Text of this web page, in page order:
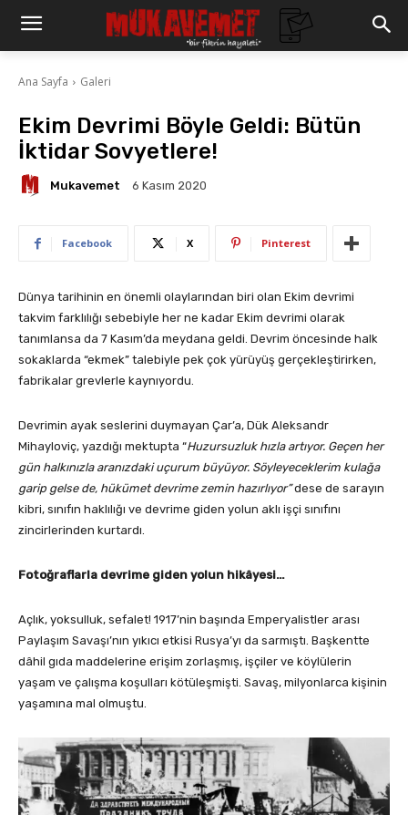
Ana Sayfa Galeri
Ekim Devrimi Böyle Geldi: Bütün
İktidar Sovyetlere!
Mukavemet 6 Kasım 2020
Facebook X Pinterest
Dünya tarihinin en önemli olaylarından biri olan Ekim devrimi
takvim farklılığı sebebiyle her ne kadar Ekim devrimi olarak
tanımlansa da 7 Kasım’da meydana geldi. Devrim öncesinde halk
sokaklarda “ekmek” talebiyle pek çok yürüyüş gerçekleştirirken,
fabrikalar grevlerle kaynıyordu.
Devrimin ayak seslerini duymayan Çar’a, Dük Aleksandr
Mihayloviç, yazdığı mektupta “Huzursuzluk hızla artıyor. Geçen her
gün halkınızla aranızdaki uçurum büyüyor. Söyleyeceklerim kulağa
garip gelse de, hükümet devrime zemin hazırlıyor”dese de sarayın
kibri, sınıfın haklılığı ve devrime giden yolun aklı işçi sınıfını
zincirlerinden kurtardı.
Fotoğraflarla devrime giden yolun hikâyesi…
Açlık, yoksulluk, sefalet! 1917’nin başında Emperyalistler arası
Paylaşım Savaşı’nın yıkıcı etkisi Rusya’yı da sarmıştı. Başkentte
dâhil gıda maddelerine erişim zorlaşmış, işçiler ve köylülerin
yaşam ve çalışma koşulları kötüleşmişti. Savaş, milyonlarca kişinin
yaşamına mal olmuştu.